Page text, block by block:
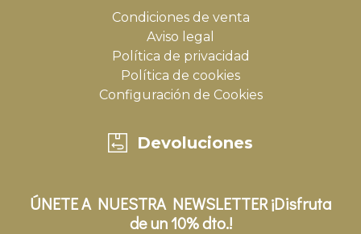
Condiciones de venta
Aviso legal
Política de privacidad
Política de cookies
Configuración de Cookies
Devoluciones
ÚNETE A NUESTRA NEWSLETTER ¡Disfruta
de un 10% dto.!